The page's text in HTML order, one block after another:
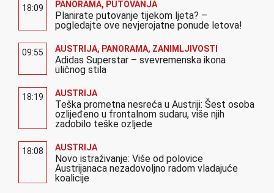
18:09 PANORAMA, PUTOVANJA
Planirate putovanje tijekom ljeta? –
pogledajte ove nevjerojatne ponude letova!
09:55 AUSTRIJA, PANORAMA, ZANIMLJIVOSTI
Adidas Superstar – svevremenska ikona
uličnog stila
18:19 AUSTRIJA
Teška prometna nesreća u Austriji: Šest osoba
ozlijeđeno u frontalnom sudaru, više njih
zadobilo teške ozljede
18:08 AUSTRIJA
Novo istraživanje: Više od polovice
Austrijanaca nezadovoljno radom vladajuće
koalicije